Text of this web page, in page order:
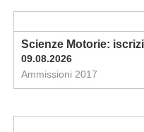
Scienze Motorie:
09.08.2026
Ammissioni 2017